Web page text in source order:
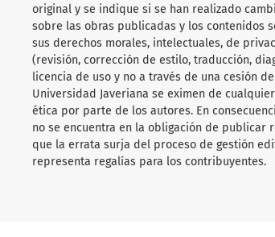
original y se indique si se han realizado
sobre las obras publicadas y los contenidos
sus derechos morales, intelectuales, de
(revisión, corrección de estilo, traducción,
licencia de uso y no a través de una cesión
Universidad Javeriana se eximen de
ética por parte de los autores. En
no se encuentra en la obligación de
que la errata surja del proceso de gestión
representa regalías para los contribuyentes.